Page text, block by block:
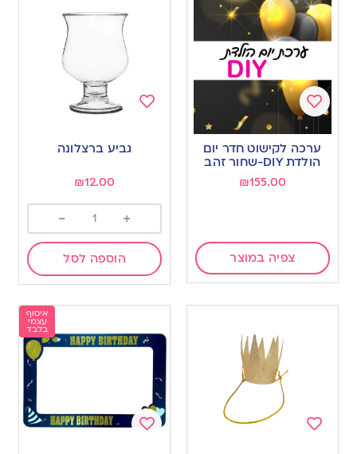
Add
to
wishlist
ערכה לקישוט חדר יום
הולדת DIY-שחור זהב
₪155.00
צפיה במוצר
גביע ברצלונה
₪12.00
+
-
הוספה לסל
איסוף
עצמי
בלבד